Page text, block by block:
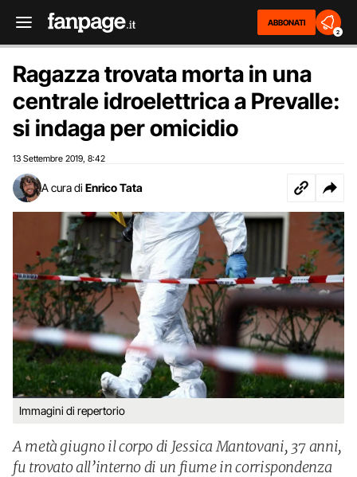
ABBONATI
2
Ragazza trovata morta in una
centrale idroelettrica a Prevalle:
si indaga per omicidio
13 Settembre 2019 8:42
A cura di Enrico Tata
Immagini di repertorio
A metà giugno il corpo di Jessica Mantovani, 37 anni,
fu trovato all’interno di un fiume in corrispondenza